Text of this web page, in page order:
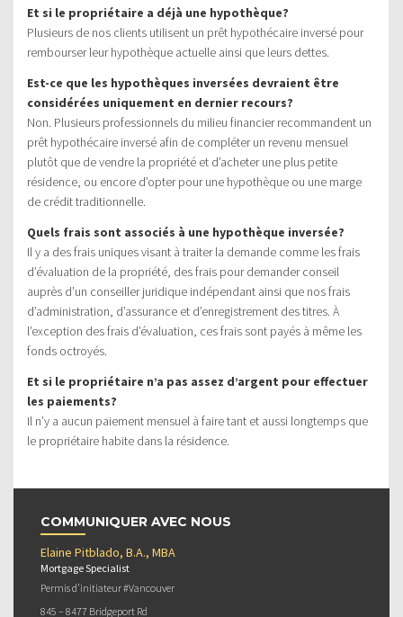
Et si le propriétaire a déjà une hypothèque?
Plusieurs de nos clients utilisent un prêt hypothécaire inversé pour
rembourser leur hypothèque actuelle ainsi que leurs dettes.
Est-ce que les hypothèques inversées devraient être
considérées uniquement en dernier recours?
Non. Plusieurs professionnels du milieu financier recommandent un
prêt hypothécaire inversé afin de compléter un revenu mensuel
plutôt que de vendre la propriété et d’acheter une plus petite
résidence, ou encore d’opter pour une hypothèque ou une marge
de crédit traditionnelle.
Quels frais sont associés à une hypothèque inversée?
Il y a des frais uniques visant à traiter la demande comme les frais
d’évaluation de la propriété, des frais pour demander conseil
auprès d’un conseiller juridique indépendant ainsi que nos frais
d’administration, d’assurance et d’enregistrement des titres. À
l’exception des frais d’évaluation, ces frais sont payés à même les
fonds octroyés.
Et si le propriétaire n’a pas assez d’argent pour effectuer
les paiements?
Il n’y a aucun paiement mensuel à faire tant et aussi longtemps que
le propriétaire habite dans la résidence.
COMMUNIQUER AVEC NOUS
Elaine Pitblado, B.A., MBA
Mortgage Specialist
Permis d’initiateur #Vancouver
845 – 8477 Bridgeport Rd